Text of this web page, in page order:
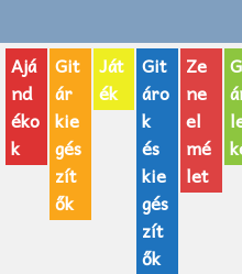
AJÁNDÉK ÖTLETEK
Vicces
GITÁR MÁRKÁK
TOP100 nóta
Ajá
nd
éko
k
Git
ár
kie
gés
zít
ők
Ját
ék
Git
áro
k
és
kie
gés
zít
ők
Ze
ne
el
mé
let